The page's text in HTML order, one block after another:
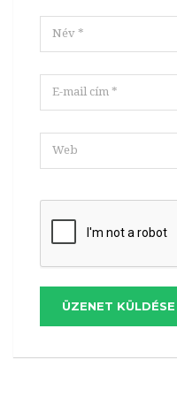
ÜZENET KÜLDÉSE